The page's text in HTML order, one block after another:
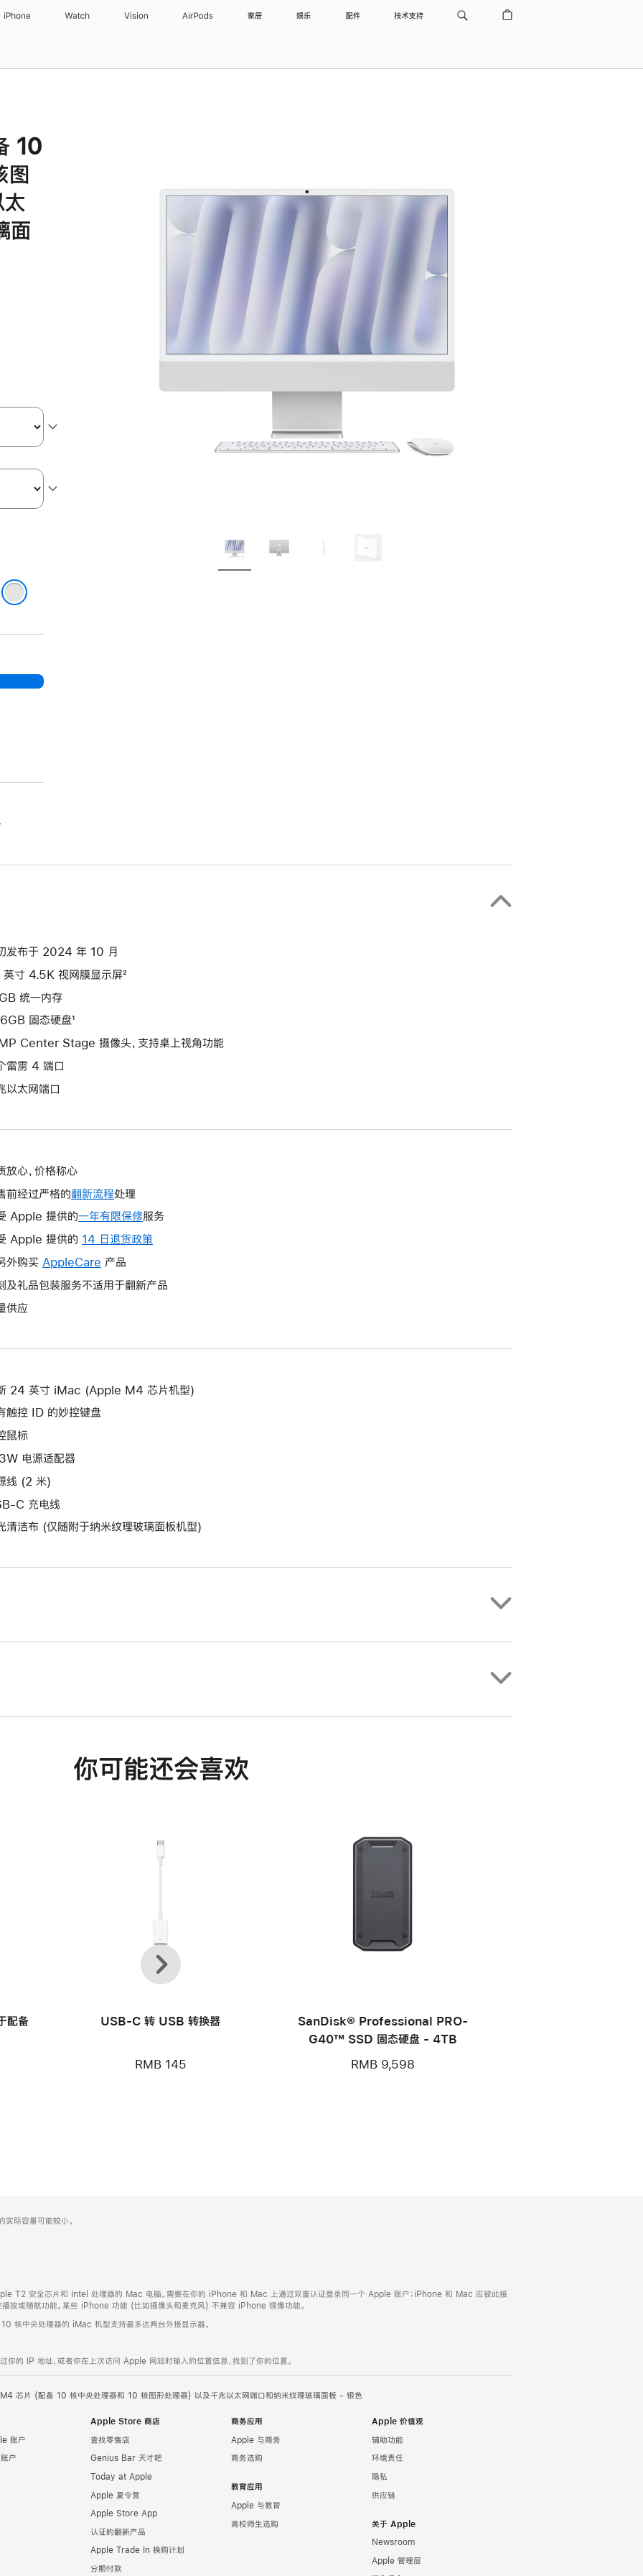
iPhone Watch Vision AirPods 家居 娱乐 配件 技术支持
10
图
面
发布于 2024 年 10 月
寸 4.5K 视网膜显示屏²
统一内存
固态硬盘¹
Center Stage 摄像头，支持桌上视角功能
雷雳 4 端口
以太网端口
放心，价格称心
前经过严格的翻新流程处理
Apple 提供的一年有限保修此
操
打
服务
Apple 提供的 14 日退货政策
将
新
窗
外购买 AppleCare 此
操
开
的
产品
及礼品包装服务不适用于翻新产品
供应
24 英寸 iMac (Apple M4 芯片机型)
触控 ID 的妙控键盘
鼠标
电源适配器
线 (2 米)
C 充电线
清洁布 (仅随附于纳米纹理玻璃面板机型)
你可能还会喜欢
配备 USB-C 转 USB 转换器
RMB 145
SanDisk® Professional PRO-
G40™ SSD 固态硬盘 - 4TB
RMB 9,598
上
一
个
下
一
个
际容量可能较小。
T2 安全芯片和 Intel 处理器的 Mac 电脑。需要在你的 iPhone 和 Mac 上通过双重认证登录同一个 Apple 账户；iPhone 和 Mac 应彼此接
放或随航功能。某些 iPhone 功能 (比如摄像头和麦克风) 不兼容 iPhone 镜像功能。
核中央处理器的 iMac 机型支持最多达两台外接显示器。
你的 IP 地址，或者你在上次访问 Apple 网站时输入的位置信息，找到了你的位置。
芯片 (配备 10 核中央处理器和 10 核图形处理器) 以及千兆以太网端口和纳米纹理玻璃面板 - 银色
账户
户
Apple Store 商店
查找零售店
Genius Bar 天才吧
Today at Apple
Apple 夏令营
Apple Store App
认证的翻新产品
Apple Trade In 换购计划
分期付款
商务应用
Apple 与商务
商务选购
教育应用
Apple 与教育
高校师生选购
Apple 价值观
辅助功能
环境责任
隐私
供应链
关于 Apple
Newsroom
Apple 管理层